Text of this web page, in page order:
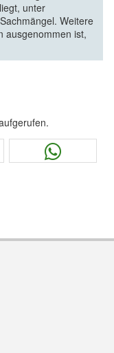
unter
Weitere
ausgenommen ist,